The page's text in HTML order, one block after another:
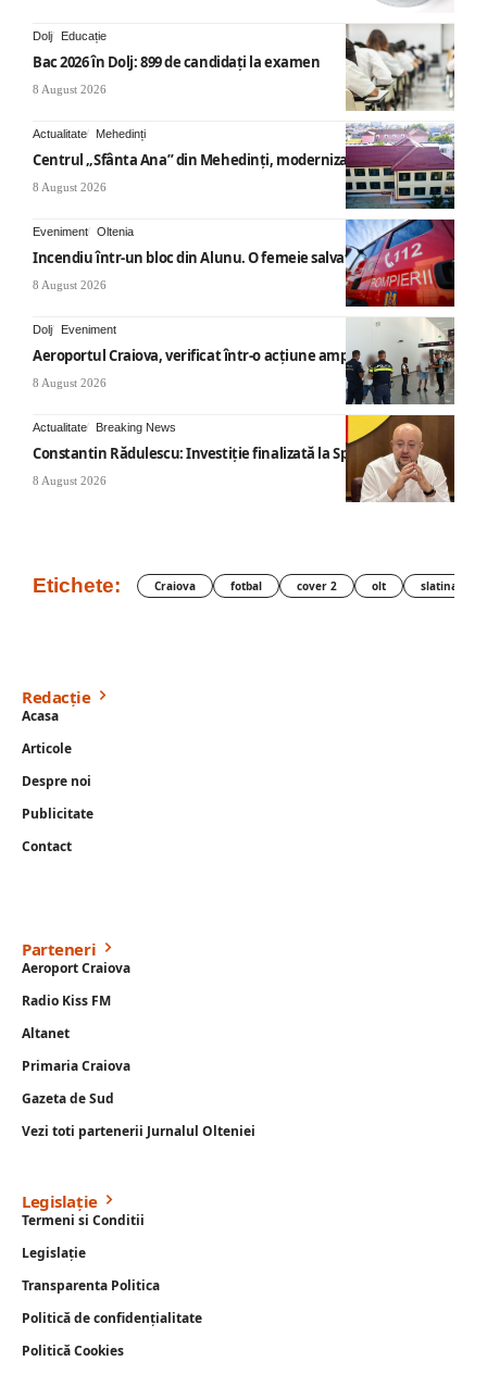
Dolj Educație
Bac 2026 în Dolj: 899 de candidați la examen
8 August 2026
Actualitate Mehedinți
Centrul „Sfânta Ana” din Mehedinți, modernizat
8 August 2026
Eveniment Oltenia
Incendiu într-un bloc din Alunu. O femeie salvată
8 August 2026
Dolj Eveniment
Aeroportul Craiova, verificat într-o acțiune amplă
8 August 2026
Actualitate Breaking News
Constantin Rădulescu: Investiție finalizată la Spitalul Mihăești
8 August 2026
Etichete: Craiova fotbal cover 2 olt slatina
Redacție
Acasa
Articole
Despre noi
Publicitate
Contact
Parteneri
Aeroport Craiova
Radio Kiss FM
Altanet
Primaria Craiova
Gazeta de Sud
Vezi toti partenerii Jurnalul Olteniei
Legislație
Termeni si Conditii
Legislație
Transparenta Politica
Politică de confidențialitate
Politică Cookies